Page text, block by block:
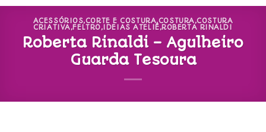
ACESSÓRIOS,CORTE E COSTURA,COSTURA,COSTURA
CRIATIVA,FELTRO, IDEIAS ATELIÊ,ROBERTA RINALDI
Roberta Rinaldi – Agulheiro
Guarda Tesoura